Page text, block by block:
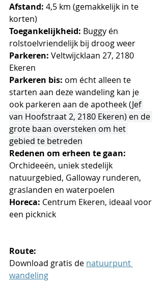
Afstand: 4,5 km (gemakkelijk in te
korten)
Toegankelijkheid: Buggy én
rolstoelvriendelijk bij droog weer
Parkeren: Veltwijcklaan 27, 2180
Ekeren
Parkeren bis: om écht alleen te
starten aan deze wandeling kan je
ook parkeren aan de apotheek (Jef
van Hoofstraat 2, 2180 Ekeren) en de
grote baan oversteken om het
gebied te betreden
Redenen om erheen te gaan:
Orchideeën, uniek stedelijk
natuurgebied, Galloway runderen,
graslanden en waterpoelen
Horeca: Centrum Ekeren, ideaal voor
een picknick
Route:
Download gratis de natuurpunt
wandeling